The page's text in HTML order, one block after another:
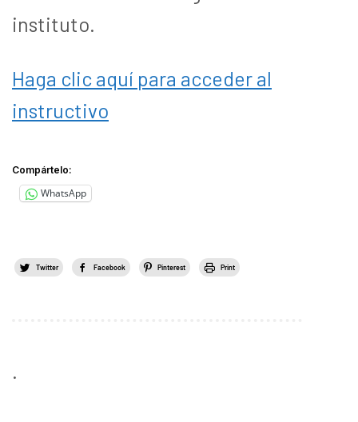
instituto.
Haga clic aquí para acceder al
instructivo
Compártelo:
WhatsApp
Twitter Facebook Pinterest Print
.